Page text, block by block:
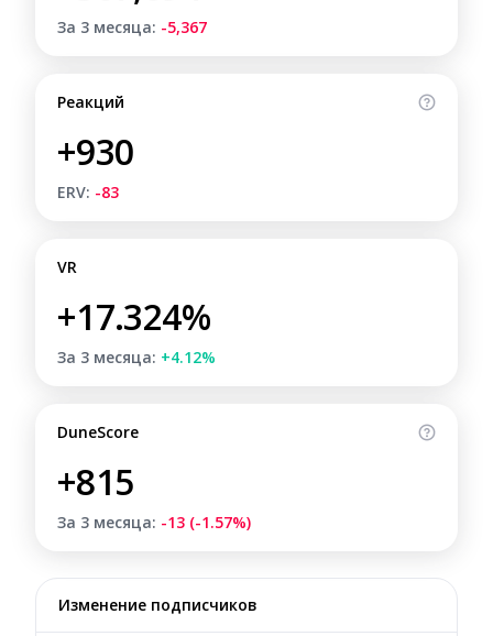
За 3 месяца: -5,367
Реакций
+930
ERV: -83
VR
+17.324%
За 3 месяца: +4.12%
DuneScore
+815
За 3 месяца: -13 (-1.57%)
Изменение подписчиков